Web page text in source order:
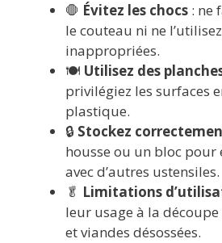
🛑 Évitez les chocs : ne
le couteau ni ne
inappropriées.
🍽️ Utilisez des
privilégiez les surfaces
plastique.
🔒 Stockez
housse ou un bloc pour
avec d’autres ustensiles.
🥬 Limitations
leur usage à la
et viandes désossées.